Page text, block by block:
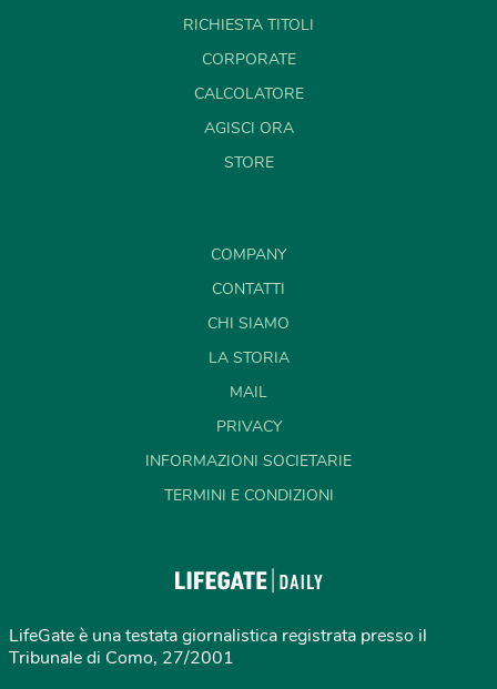
RICHIESTA TITOLI
CORPORATE
CALCOLATORE
AGISCI ORA
STORE
COMPANY
CONTATTI
CHI SIAMO
LA STORIA
MAIL
PRIVACY
INFORMAZIONI SOCIETARIE
TERMINI E CONDIZIONI
LifeGate è una testata giornalistica registrata presso il
Tribunale di Como, 27/2001